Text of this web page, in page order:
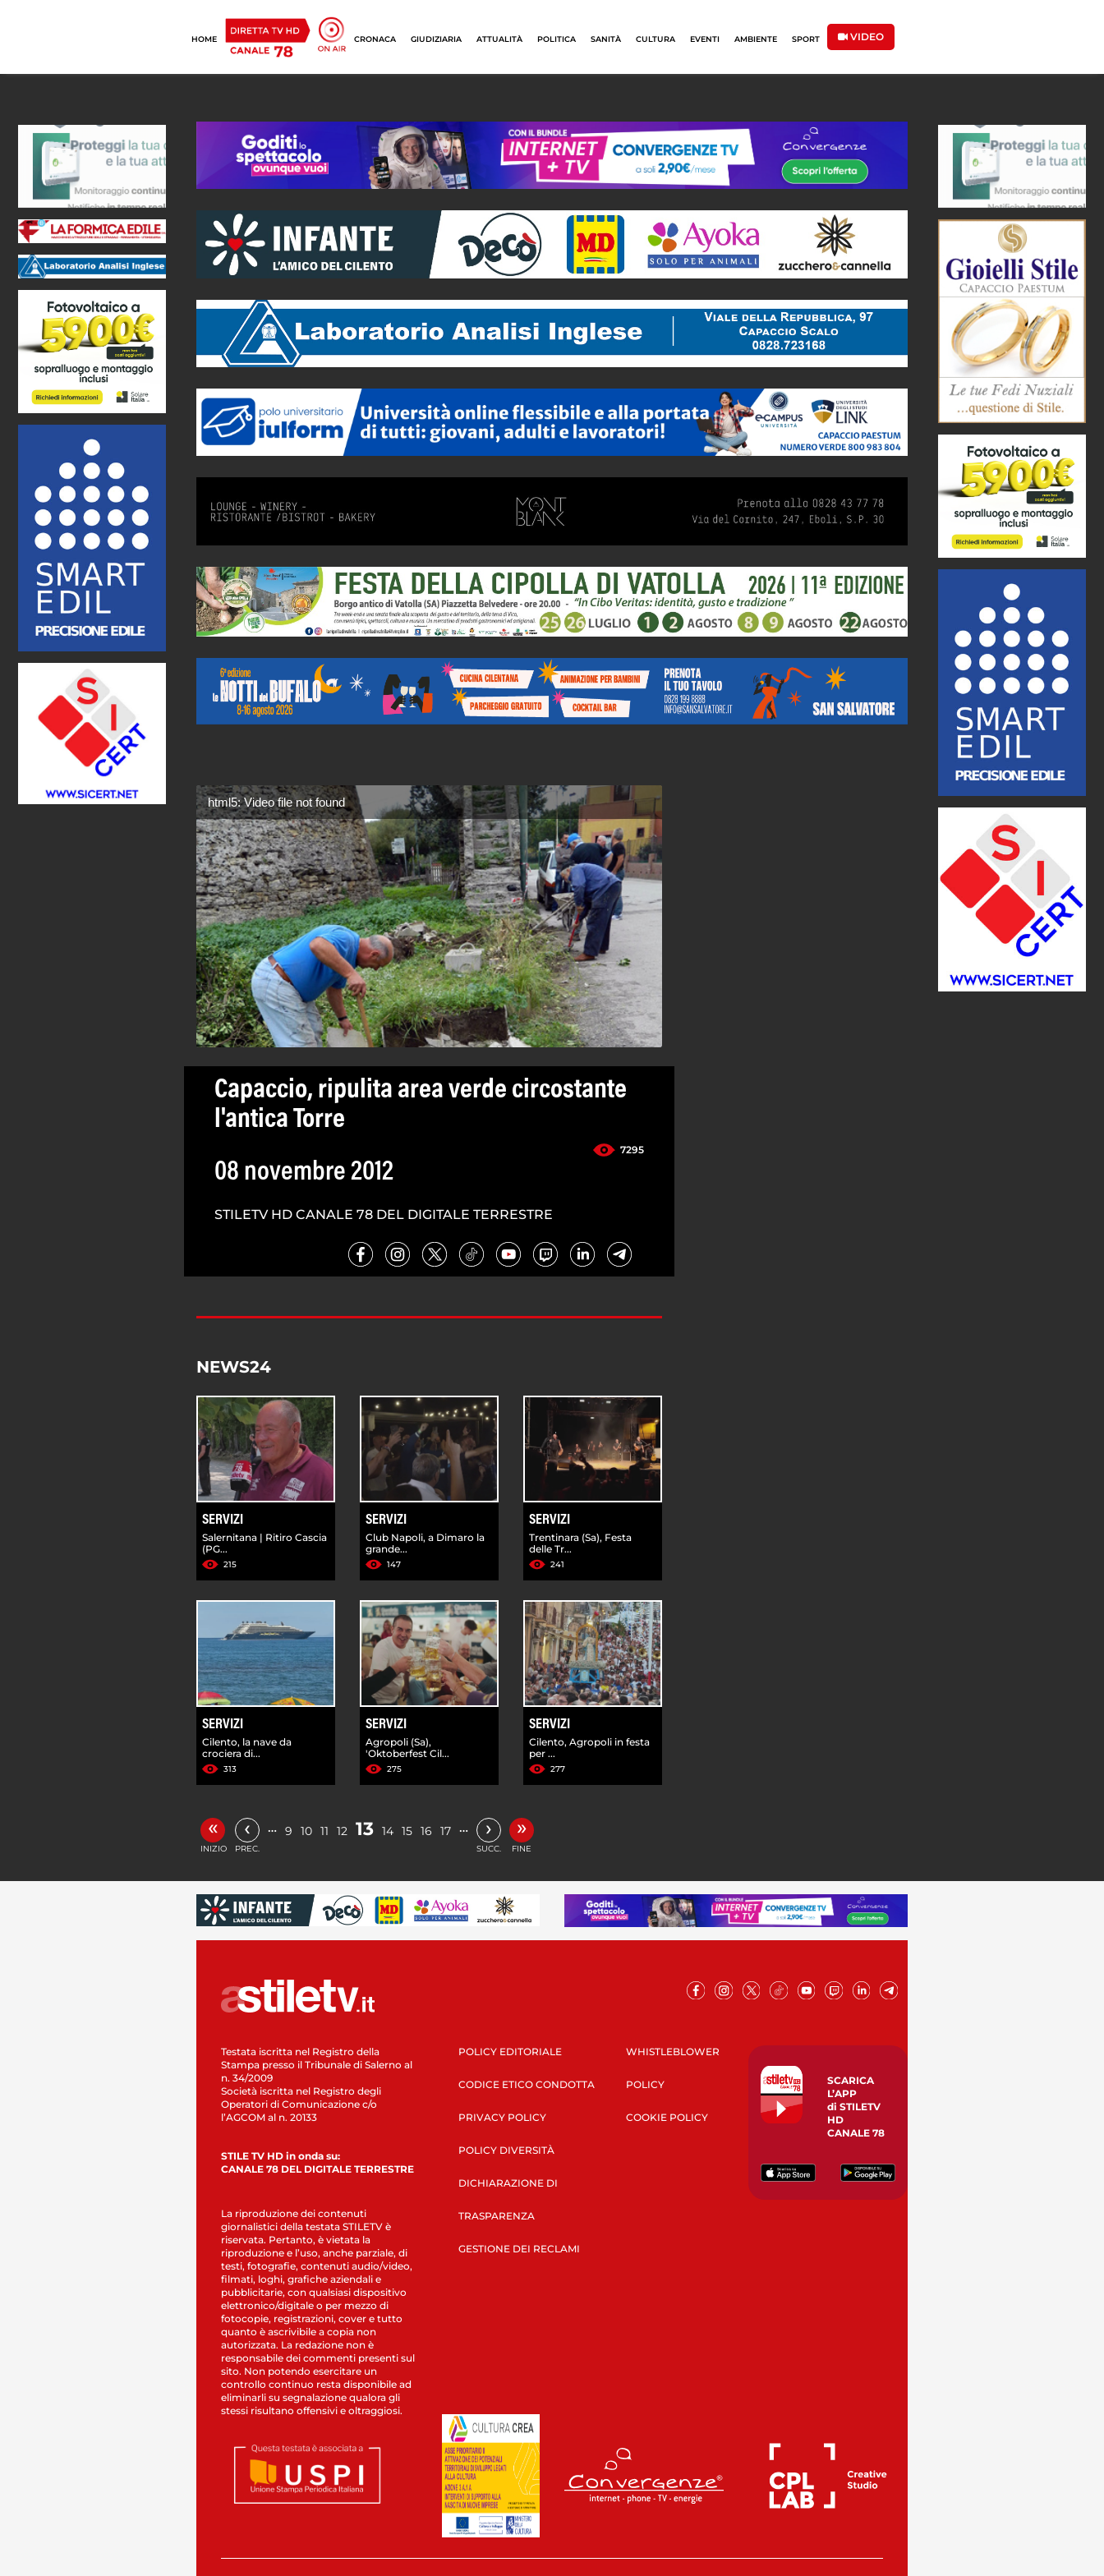
HOME CRONACA GIUDIZIARIA ATTUALITÀ POLITICA SANITÀ CULTURA EVENTI AMBIENTE SPORT VIDEO
html5: Video file not found
Capaccio, ripulita area verde circostante
l'antica Torre
7295
08 novembre 2012
STILETV HD CANALE 78 DEL DIGITALE TERRESTRE
NEWS24
SERVIZI
Salernitana | Ritiro Cascia
(PG...
215
SERVIZI
Club Napoli, a Dimaro la
grande...
147
SERVIZI
Trentinara (Sa), Festa
delle Tr...
241
SERVIZI
Cilento, la nave da
crociera di...
313
SERVIZI
Agropoli (Sa),
'Oktoberfest Cil...
275
SERVIZI
Cilento, Agropoli in festa
per ...
277
«
INIZIO
‹
PREC.
… 9 10 11 12 13 14 15 16 17 … ›
SUCC.
»
FINE
Testata iscritta nel Registro della
Stampa presso il Tribunale di Salerno al
n. 34/2009
Società iscritta nel Registro degli
Operatori di Comunicazione c/o
l’AGCOM al n. 20133
STILE TV HD in onda su:
CANALE 78 DEL DIGITALE TERRESTRE
La riproduzione dei contenuti
giornalistici della testata STILETV è
riservata. Pertanto, è vietata la
riproduzione e l’uso, anche parziale, di
testi, fotografie, contenuti audio/video,
filmati, loghi, grafiche aziendali e
pubblicitarie, con qualsiasi dispositivo
elettronico/digitale o per mezzo di
fotocopie, registrazioni, cover e tutto
quanto è ascrivibile a copia non
autorizzata. La redazione non è
responsabile dei commenti presenti sul
sito. Non potendo esercitare un
controllo continuo resta disponibile ad
eliminarli su segnalazione qualora gli
stessi risultano offensivi e oltraggiosi.
POLICY EDITORIALE
CODICE ETICO CONDOTTA
PRIVACY POLICY
POLICY DIVERSITÀ
DICHIARAZIONE DI
TRASPARENZA
GESTIONE DEI RECLAMI
WHISTLEBLOWER
POLICY
COOKIE POLICY
SCARICA
L’APP
di STILETV
HD
CANALE 78